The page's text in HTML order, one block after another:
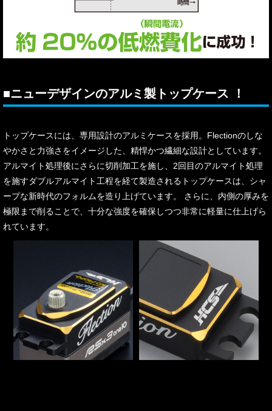
■ニューデザインのアルミ製トップケース ！
トップケースには、専用設計のアルミケースを採用。Flectionのしな
やかさと力強さをイメージした、精悍かつ繊細な設計としています。
アルマイト処理後にさらに切削加工を施し、2回目のアルマイト処理
を施すダブルアルマイト工程を経て製造されるトップケースは、シャ
ープな新時代のフォルムを造り上げています。 さらに、内側の厚みを
極限まで削ることで、十分な強度を確保しつつ非常に軽量に仕上げら
れています。